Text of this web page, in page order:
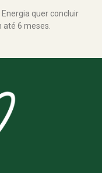
quer concluir
até 6 meses.